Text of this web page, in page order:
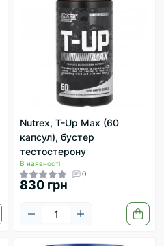
Nutrex, T-Up Max (60
капсул), бустер
тестостерону
В наявності
0
830 грн